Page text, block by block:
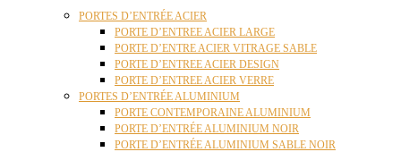
PORTES D’ENTRÉE ACIER
PORTE D’ENTREE ACIER LARGE
PORTE D’ENTRE ACIER VITRAGE SABLE
PORTE D’ENTREE ACIER DESIGN
PORTE D’ENTREE ACIER VERRE
PORTES D’ENTRÉE ALUMINIUM
PORTE CONTEMPORAINE ALUMINIUM
PORTE D’ENTRÉE ALUMINIUM NOIR
PORTE D’ENTRÉE ALUMINIUM SABLE NOIR